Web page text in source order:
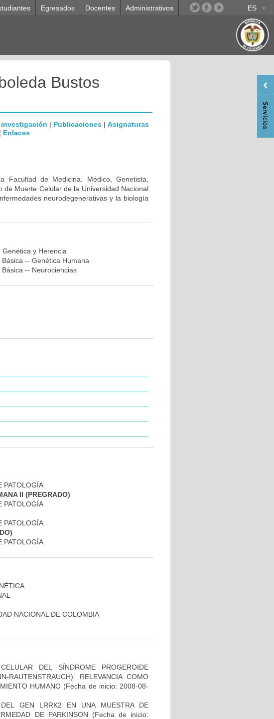
ES
Egresados Docentes Administrativos
Bustos
investigación | Publicaciones | Asignaturas
| Enlaces
de Medicina. Médico, Genetista,
Muerte Celular de la Universidad Nacional
neurodegenerativas y la biología
y Herencia
-- Genética Humana
-- Neurociencias
PATOLOGÍA
II (PREGRADO)
PATOLOGÍA
PATOLOGÍA
PATOLOGÍA
NACIONAL DE COLOMBIA
DEL SÍNDROME PROGEROIDE
RAUTENSTRAUCH): RELEVANCIA COMO
HUMANO (Fecha de inicio: 2008-08-
GEN LRRK2 EN UNA MUESTRA DE
DE PARKINSON (Fecha de inicio: